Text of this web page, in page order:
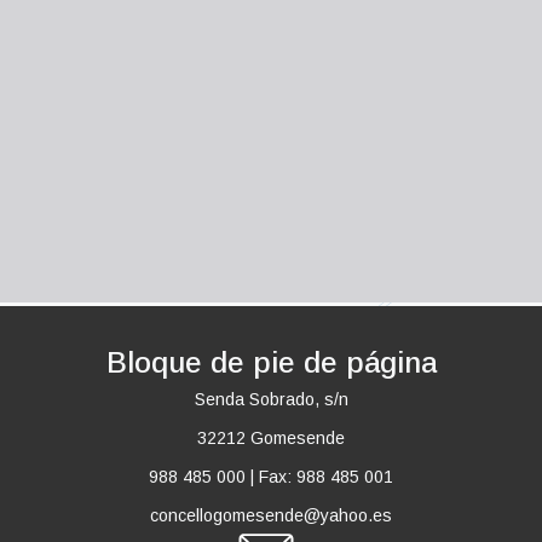
Bloque de pie de página
Senda Sobrado, s/n
32212 Gomesende
988 485 000
Fax: 988 485 001
concellogomesende@yahoo.es